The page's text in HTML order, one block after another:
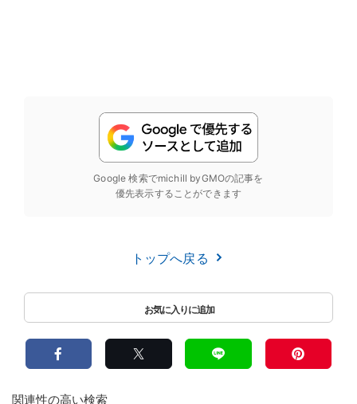
Google 検索でmichill byGMOの記事を
優先表示することができます
トップへ戻る